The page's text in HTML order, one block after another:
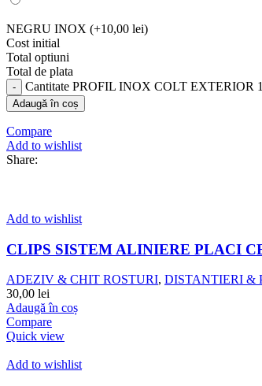
NEGRU INOX (+10,00 lei)
Cost initial
Total optiuni
Total de plata
Cantitate PROFIL INOX COLT EXTERIOR
Adaugă în coș
Compare
Add to wishlist
Share:
Add to wishlist
CLIPS SISTEM ALINIERE PLACI
ADEZIV & CHIT ROSTURI, DISTANTIERI &
30,00 lei
Adaugă în coș
Compare
Quick view
Add to wishlist